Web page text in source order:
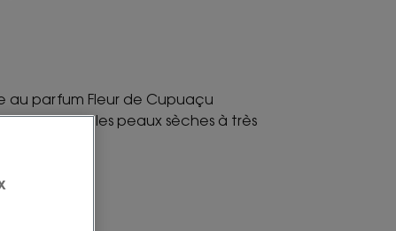
au parfum Fleur de Cupuaçu
et relipide les peaux sèches à très